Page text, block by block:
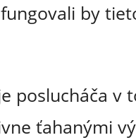
by
poslucháča v
ťahanými